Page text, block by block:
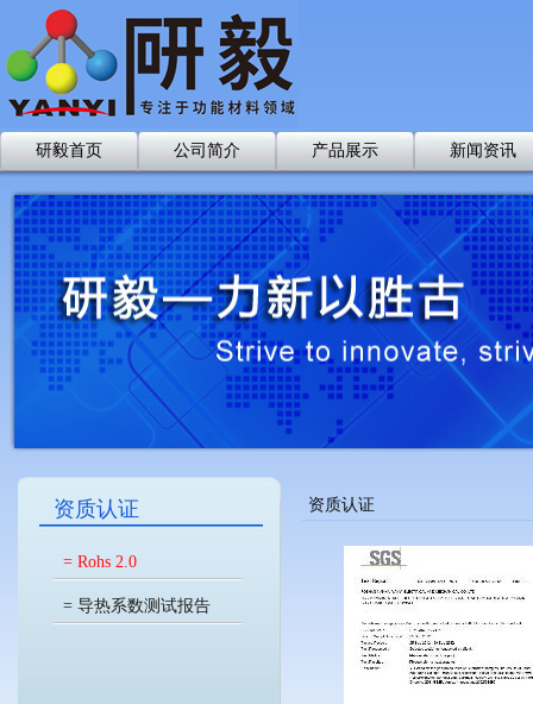
研毅首页 公司简介 产品展示 新闻资讯
资质认证
= Rohs 2.0
= 导热系数测试报告
资质认证